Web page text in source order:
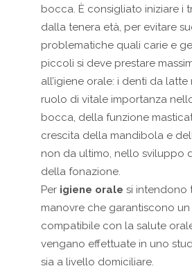
bocca. È consigliato iniziare i
dalla tenera età, per evitare
problematiche quali carie e
piccoli si deve prestare
all’igiene orale: i denti da
ruolo di vitale importanza
bocca, della funzione
crescita della mandibola e
non da ultimo, nello sviluppo
della fonazione.
Per igiene orale si intendono
manovre che garantiscono
compatibile con la salute
vengano effettuate in uno
sia a livello domiciliare.